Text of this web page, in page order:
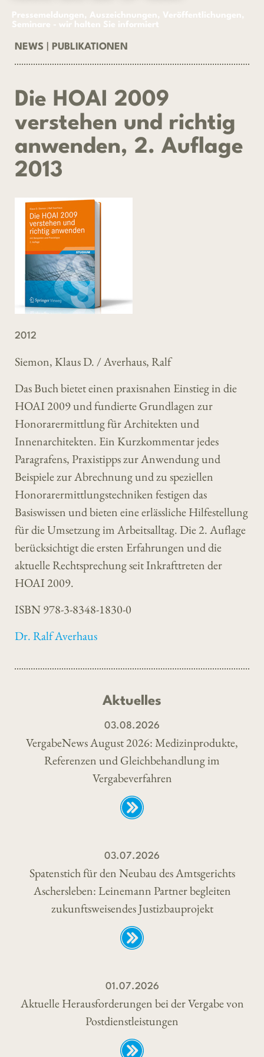
Pressemeldungen, Auszeichnungen, Veröffentlichungen,
Seminare - wir halten Sie informiert
NEWS PUBLIKATIONEN
Die HOAI 2009
verstehen und richtig
anwenden, 2. Auflage
2013
2012
Siemon, Klaus D. / Averhaus, Ralf
Das Buch bietet einen praxisnahen Einstieg in die
HOAI 2009 und fundierte Grundlagen zur
Honorarermittlung für Architekten und
Innenarchitekten. Ein Kurzkommentar jedes
Paragrafens, Praxistipps zur Anwendung und
Beispiele zur Abrechnung und zu speziellen
Honorarermittlungstechniken festigen das
Basiswissen und bieten eine erlässliche Hilfestellung
für die Umsetzung im Arbeitsalltag. Die 2. Auflage
berücksichtigt die ersten Erfahrungen und die
aktuelle Rechtsprechung seit Inkrafttreten der
HOAI 2009.
ISBN 978-3-8348-1830-0
Dr. Ralf Averhaus
Aktuelles
03.08.2026
VergabeNews August 2026: Medizinprodukte,
Referenzen und Gleichbehandlung im
Vergabeverfahren
03.07.2026
Spatenstich für den Neubau des Amtsgerichts
Aschersleben: Leinemann Partner begleiten
zukunftsweisendes Justizbauprojekt
01.07.2026
Aktuelle Herausforderungen bei der Vergabe von
Postdienstleistungen